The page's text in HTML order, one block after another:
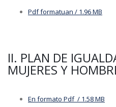
Pdf formatuan / 1.96 MB
II. PLAN DE
MUJERES Y
En formato Pdf / 1.58 MB